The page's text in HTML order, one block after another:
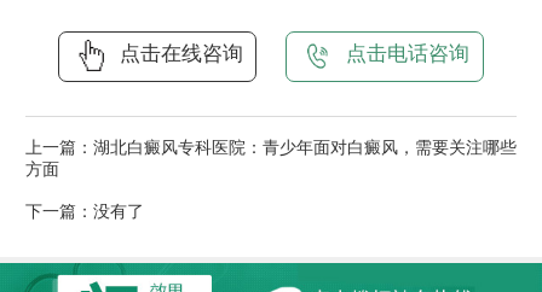
点击在线咨询 点击电话咨询
上一篇： 湖北白癜风专科医院：青少年面对白癜风，需要关注哪些
方面
下一篇：没有了